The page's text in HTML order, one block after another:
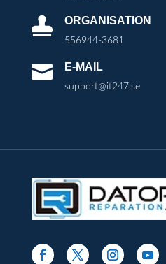
 ORGANISATION
556944-3681
 E-MAIL
support@it247.se